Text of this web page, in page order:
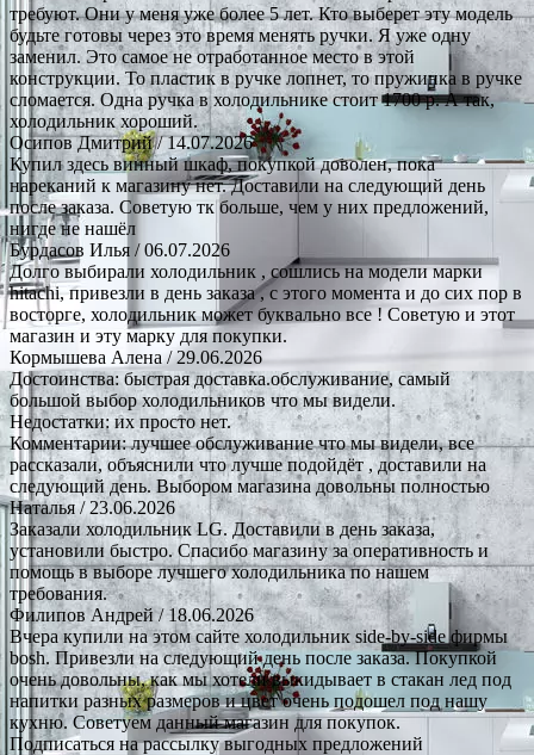
требуют. Они у меня уже более 5 лет. Кто выберет эту модель
будьте готовы через это время менять ручки. Я уже одну
заменил. Это самое не отработанное место в этой
конструкции. То пластик в ручке лопнет, то пружинка в ручке
сломается. Одна ручка в холодильнике стоит 1700 р. А так,
холодильник хороший.
Осипов Дмитрий/ 14.07.2026
Купил здесь винный шкаф, покупкой доволен, пока
нареканий к магазину нет. Доставили на следующий день
после заказа. Советую тк больше, чем у них предложений,
нигде не нашёл
Бурдасов Илья / 06.07.2026
Долго выбирали холодильник , сошлись на модели марки
hitachi, привезли в день заказа , с этого момента и до сих пор в
восторге, холодильник может буквально все ! Советую и этот
магазин и эту марку для покупки.
Кормышева Алена/ 29.06.2026
Достоинства: быстрая доставка.обслуживание, самый
большой выбор холодильников что мы видели.
Недостатки: их просто нет.
Комментарии: лучшее обслуживание что мы видели, все
рассказали, объяснили что лучше подойдёт , доставили на
следующий день. Выбором магазина довольны полностью
Наталья/ 23.06.2026
Заказали холодильник LG. Доставили в день заказа,
установили быстро. Спасибо магазину за оперативность и
помощь в выборе лучшего холодильника по нашем
требования.
Филипов Андрей/ 18.06.2026
Вчера купили на этом сайте холодильник side-by-side фирмы
bosh. Привезли на следующий день после заказа. Покупкой
очень довольны, как мы хотели выкидывает в стакан лед под
напитки разных размеров и цвет очень подошел под нашу
кухню. Советуем данный магазин для покупок.
Подписаться на рассылку выгодных предложений